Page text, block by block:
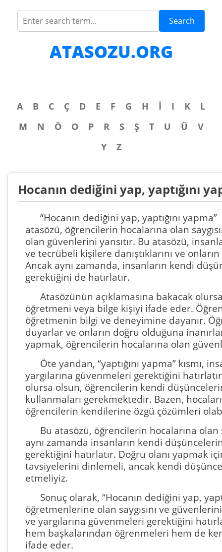
Search
ATASOZU.ORG
A B C Ç D E F G H İ I K
L
M
N Ö O P R S Ş T U Ü
V
Y
Z
Hocanın dediğini yap, yaptığını
“Hocanın dediğini yap, yaptığını yapma”
atasözü, öğrencilerin hocalarına olan
olan güvenlerini yansıtır. Bu atasözü,
ve tecrübeli kişilere danıştıklarını ve
Ancak aynı zamanda, insanların kendi
gerektiğini de hatırlatır.
Atasözünün açıklamasına bakacak
öğretmeni veya bilge kişiyi ifade eder.
öğretmenin bilgi ve deneyimine dayanır.
duyarlar ve onların doğru olduğuna
yapmak, öğrencilerin hocalarına olan
Öte yandan, “yaptığını yapma” kısmı,
yargılarına güvenmeleri gerektiğini
olursa olsun, öğrencilerin kendi
kullanmaları gerekmektedir. Bazen,
öğrencilerin kendilerine özgü çözümleri
Bu atasözü, öğrencilerin hocalarına olan
aynı zamanda insanların kendi
gerektiğini hatırlatır. Doğru olanı yapmak
tavsiyelerini dinlemeli, ancak kendi
etmeliyiz.
Sonuç olarak, “Hocanın dediğini yap,
öğretmenlerine olan saygısını ve
ve yargılarına güvenmeleri gerektiğini
hem başkalarından öğrenmeleri hem de
ifade eder.